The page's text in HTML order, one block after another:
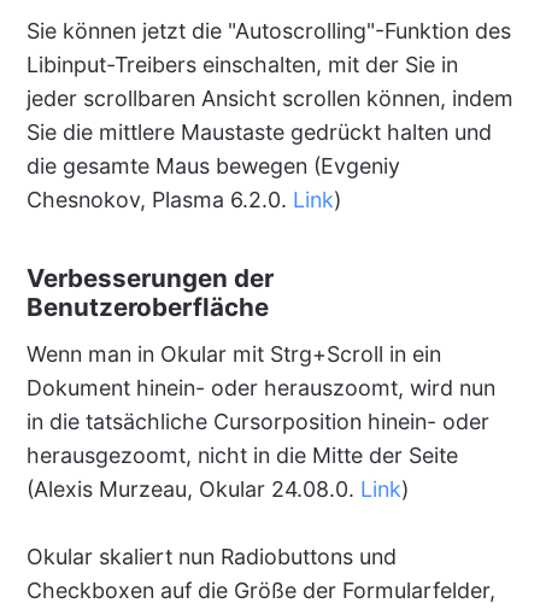
Sie können jetzt die "Autoscrolling"-Funktion des
Libinput-Treibers einschalten, mit der Sie in
jeder scrollbaren Ansicht scrollen können, indem
Sie die mittlere Maustaste gedrückt halten und
die gesamte Maus bewegen (Evgeniy
Chesnokov, Plasma 6.2.0. Link)
Verbesserungen der
Benutzeroberfläche
Wenn man in Okular mit Strg+Scroll in ein
Dokument hinein- oder herauszoomt, wird nun
in die tatsächliche Cursorposition hinein- oder
herausgezoomt, nicht in die Mitte der Seite
(Alexis Murzeau, Okular 24.08.0. Link)
Okular skaliert nun Radiobuttons und
Checkboxen auf die Größe der Formularfelder,